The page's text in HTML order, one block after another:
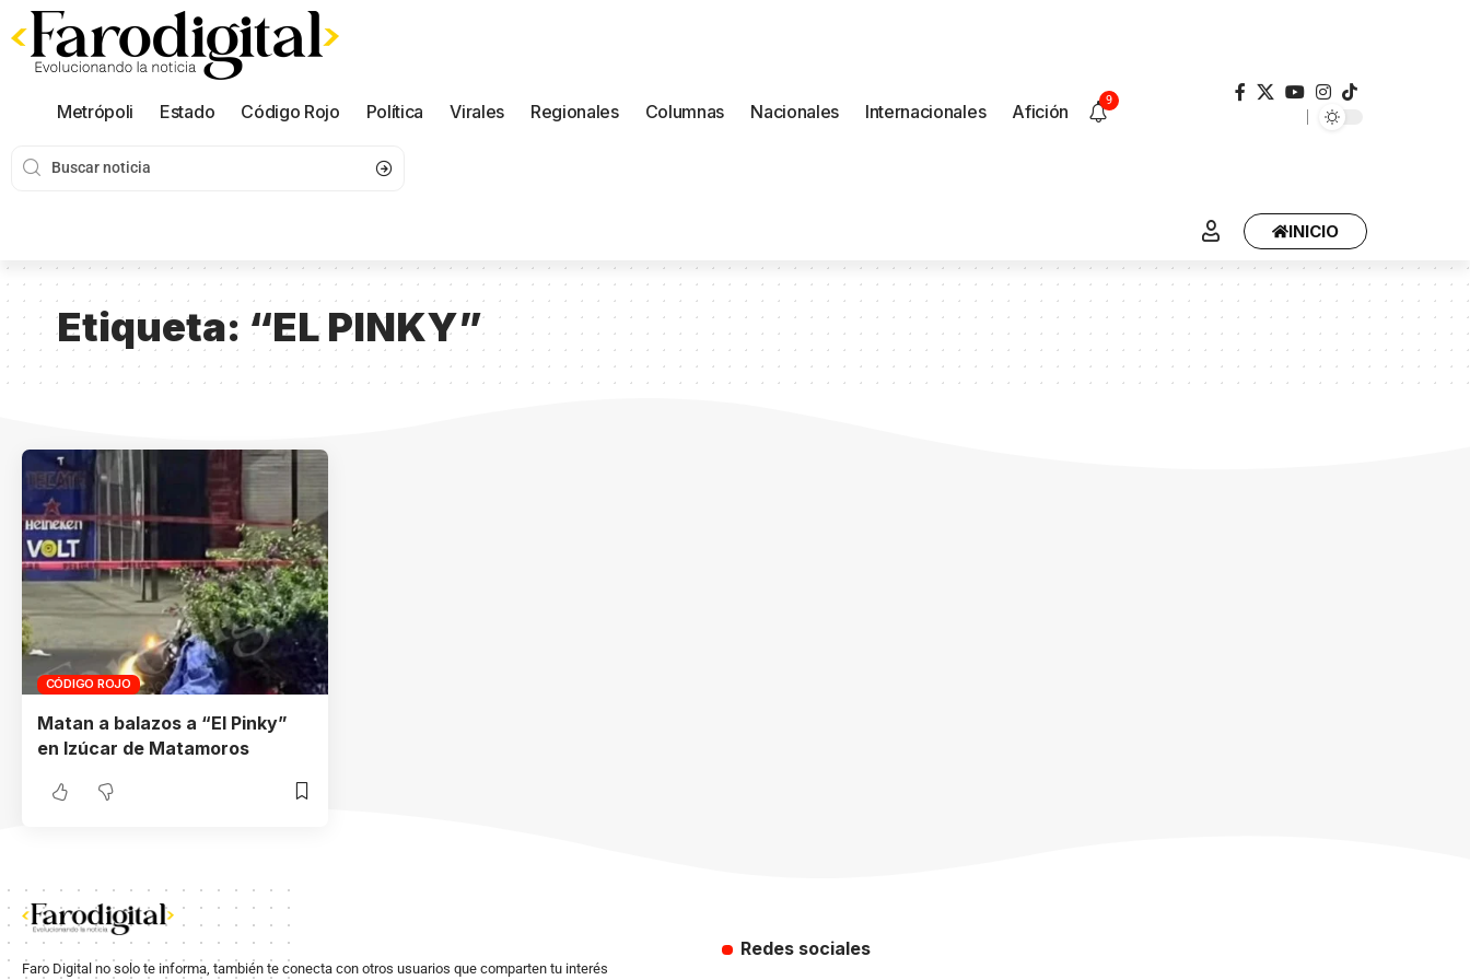
Metrópoli Estado Código Rojo Política Virales Regionales Columnas Nacionales Internacionales Afición
9
INICIO
Etiqueta: “EL PINKY”
CÓDIGO ROJO
Matan a balazos a “El Pinky”
en Izúcar de Matamoros
Faro Digital no solo te informa, también te conecta con otros usuarios que comparten tu interés
Redes sociales